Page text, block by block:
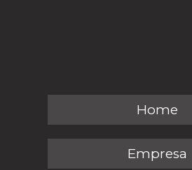
Home
Empresa